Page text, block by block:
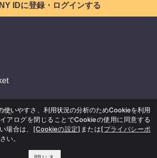
IDに登録・ログインする
使いやすさ、利用状況の分析のためCookieを利用
アログを閉じることでCookieの使用に同意する
場合は、 [Cookieの設定] または[プライバシーポ
い。